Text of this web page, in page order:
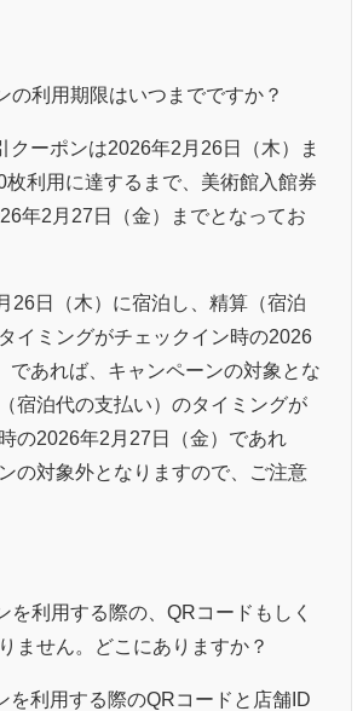
の利用期限はいつまでですか？
クーポンは2026年2 月 26日（木）ま
枚利用に達するまで、美術館入館券
年2 月 27 日（金）までとなってお
26日（木）に宿泊し、精算（宿泊
イミングがチェックイン時の2026
であれば、キャンペーンの対象とな
宿泊代の支払い）のタイミングが
の2026年2 月 27 日（金）であれ
の対象外となりますので、ご注意
を利用する際の、 QRコードもしく
ません。どこにありますか？
を利用する際のQRコードと店舗 ID